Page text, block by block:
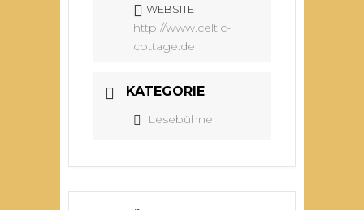
WEBSITE
http://www.celtic-
cottage.de
KATEGORIE
Lesebühne